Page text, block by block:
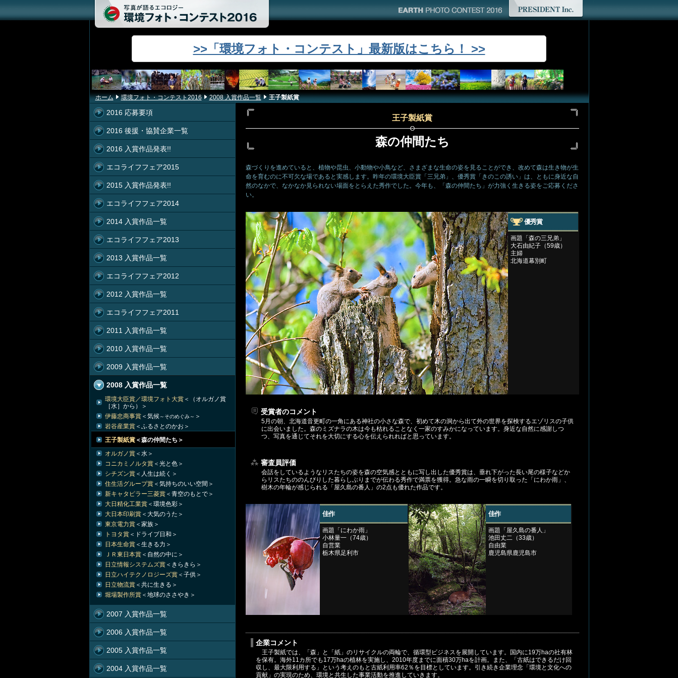
>>「環境フォト・コンテスト」最新版はこちら！ >>
ホーム 環境フォト・コンテスト2016 2008 入賞作品一覧 王子製紙賞
王子製紙賞
森の仲間たち
森づくりを進めていると、植物や昆虫、小動物や小鳥など、さまざまな生命の姿を見ることができ、改めて森は生き物が生
命を育むのに不可欠な場であると実感します。昨年の環境大臣賞「三兄弟」、優秀賞「きのこの誘い」は、ともに身近な自
然のなかで、なかなか見られない場面をとらえた秀作でした。今年も、「森の仲間たち」が力強く生きる姿をご応募くださ
い。
優秀賞
画題「森の三兄弟」
大石由紀子（59歳）
主婦
北海道幕別町
受賞者のコメント
5月の朝、北海道音更町の一角にある神社の小さな森で、初めて木の洞から出て外の世界を探検するエゾリスの子供
に出会いました。森のミズナラの木は今も枯れることなく一家のすみかになっています。身近な自然に感謝しつ
つ、写真を通じてそれを大切にする心を伝えられればと思っています。
審査員評価
会話をしているようなリスたちの姿を森の空気感とともに写し出した優秀賞は、垂れ下がった長い尾の様子などか
らリスたちののんびりした暮らしぶりまでが伝わる秀作で満票を獲得。急な雨の一瞬を切り取った「にわか雨」、
樹木の年輪が感じられる「屋久島の番人」の2点も優れた作品です。
佳作
画題「にわか雨」
小林量一（74歳）
自営業
栃木県足利市
佳作
画題「屋久島の番人」
池田丈二（33歳）
自由業
鹿児島県鹿児島市
企業コメント
王子製紙では、「森」と「紙」のリサイクルの両輪で、循環型ビジネスを展開しています。国内に19万haの社有林
を保有。海外11カ所でも17万haの植林を実施し、2010年度までに面積30万haを計画。また、「古紙はできるだけ回
収し、最大限利用する」という考えのもと古紙利用率62％を目標としています。引き続き企業理念「環境と文化への
貢献」の実現のため、環境と共生した事業活動を推進していきます。
2016 応募要項
2016 後援・協賛企業一覧
2016 入賞作品発表!!
エコライフフェア2015
2015 入賞作品発表!!
エコライフフェア2014
2014 入賞作品一覧
エコライフフェア2013
2013 入賞作品一覧
エコライフフェア2012
2012 入賞作品一覧
エコライフフェア2011
2011 入賞作品一覧
2010 入賞作品一覧
2009 入賞作品一覧
2008 入賞作品一覧
環境大臣賞／環境フォト大賞＜（オルガノ賞
［水］から）＞
伊藤忠商事賞＜気候～そのめぐみ～ ＞
岩谷産業賞＜ふるさとのかお＞
王子製紙賞＜森の仲間たち＞
オルガノ賞＜水＞
コニカミノルタ賞＜光と色＞
シチズン賞＜人生は続く＞
住生活グループ賞＜気持ちのいい空間＞
新キャタピラー三菱賞＜青空のもとで＞
大日精化工業賞＜環境色彩＞
大日本印刷賞＜大気のうた＞
東京電力賞＜家族＞
トヨタ賞＜ドライブ日和＞
日本生命賞＜生きる力＞
ＪＲ東日本賞＜自然の中に＞
日立情報システムズ賞＜きらきら＞
日立ハイテクノロジーズ賞＜子供＞
日立物流賞＜共に生きる＞
堀場製作所賞＜地球のささやき＞
2007 入賞作品一覧
2006 入賞作品一覧
2005 入賞作品一覧
2004 入賞作品一覧